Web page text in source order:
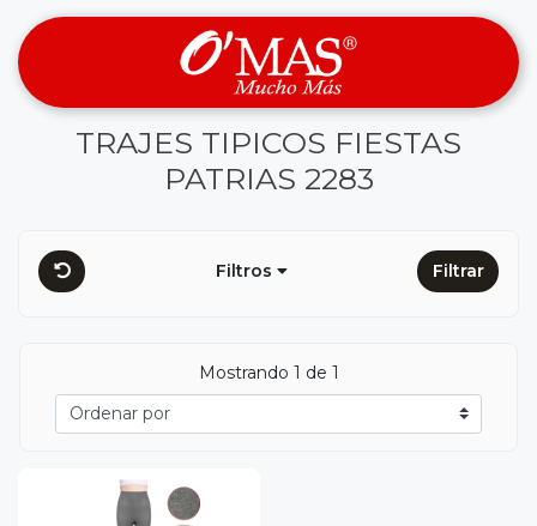
TRAJES TIPICOS FIESTAS
PATRIAS 2283
Filtros Filtrar
Mostrando 1 de 1